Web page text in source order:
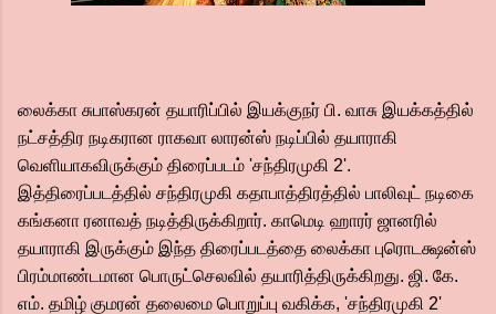
லைக்கா சுபாஸ்கரன் தயாரிப்பில் இயக்குநர் பி. வாசு இயக்கத்தில்
நட்சத்திர நடிகரான ராகவா லாரன்ஸ் நடிப்பில் தயாராகி
வெளியாகவிருக்கும் திரைப்படம் 'சந்திரமுகி 2'.
இத்திரைப்படத்தில் சந்திரமுகி கதாபாத்திரத்தில் பாலிவுட் நடிகை
கங்கனா ரனாவத் நடித்திருக்கிறார். காமெடி ஹாரர் ஜானரில்
தயாராகி இருக்கும் இந்த திரைப்படத்தை லைக்கா புரொடக்ஷன்ஸ்
பிரம்மாண்டமான பொருட்செலவில் தயாரித்திருக்கிறது. ஜி. கே.
எம். தமிழ் குமரன் தலைமை பொறுப்பு வகிக்க, 'சந்திரமுகி 2'